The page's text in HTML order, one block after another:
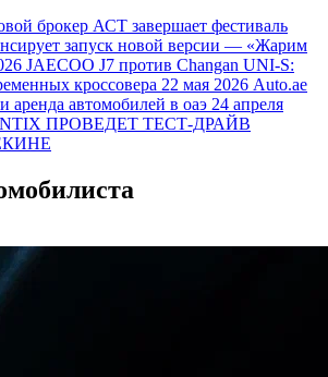
брокер АСТ завершает фестиваль
запуск новой версии — «Жарим
JAECOO J7 против Changan UNI-S:
кроссовера 22 мая 2026 Auto.ae
аренда автомобилей в оаэ 24 апреля
ПРОВЕДЕТ ТЕСТ-ДРАЙВ